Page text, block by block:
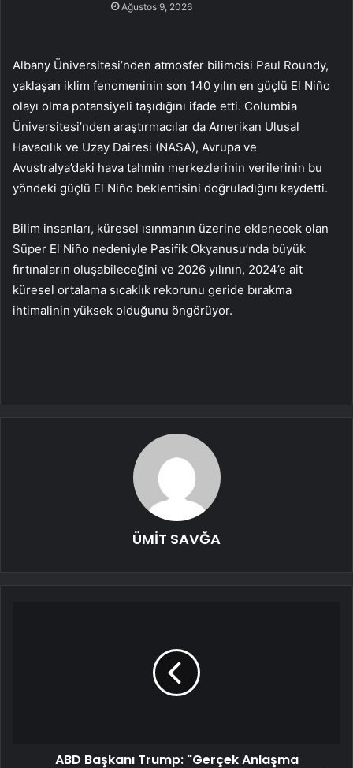
Ağustos 9, 2026
Albany Üniversitesi’nden atmosfer bilimcisi Paul Roundy,
yaklaşan iklim fenomeninin son 140 yılın en güçlü El Niño
olayı olma potansiyeli taşıdığını ifade etti. Columbia
Üniversitesi’nden araştırmacılar da Amerikan Ulusal
Havacılık ve Uzay Dairesi (NASA), Avrupa ve
Avustralya’daki hava tahmin merkezlerinin verilerinin bu
yöndeki güçlü El Niño beklentisini doğruladığını kaydetti.
Bilim insanları, küresel ısınmanın üzerine eklenecek olan
Süper El Niño nedeniyle Pasifik Okyanusu’nda büyük
fırtınaların oluşabileceğini ve 2026 yılının, 2024’e ait
küresel ortalama sıcaklık rekorunu geride bırakma
ihtimalinin yüksek olduğunu öngörüyor.
ÜMİT SAVĞA
ABD Başkanı Trump: "Gerçek Anlaşma